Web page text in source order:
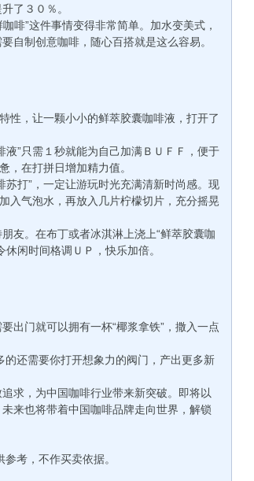
了３０％。
”这件事情变得非常简单。加水变美式，
制创意咖啡，随心百搭就是这么容易。
，让一颗小小的鲜萃胶囊咖啡液，打开了
”只需１秒就能为自己加满ＢＵＦＦ，便于
，在打拼日增加精力值。
打”，一定让游玩时光充满清新时尚感。现
入气泡水，再放入几片柠檬切片，充分摇晃
。在布丁或者冰淇淋上浇上“鲜萃胶囊咖
闲时间格调ＵＰ，快乐加倍。
门就可以拥有一杯“椰浆拿铁”，撒入一点
还需要你打开想象力的阀门，产出更多新
，为中国咖啡行业带来新突破。即将以
来也将带着中国咖啡品牌走向世界，解锁
考，不作买卖依据。